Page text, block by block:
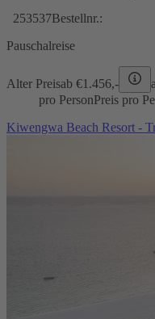
253537Bestellnr.:
Pauschalreise
Alter Preisab €1.456,-
pro PersonPreis pro
Kiwengwa Beach Resort -